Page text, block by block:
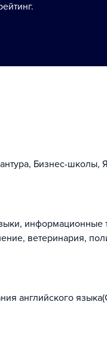
Бизнес-
информационные
ветеринария,
английского